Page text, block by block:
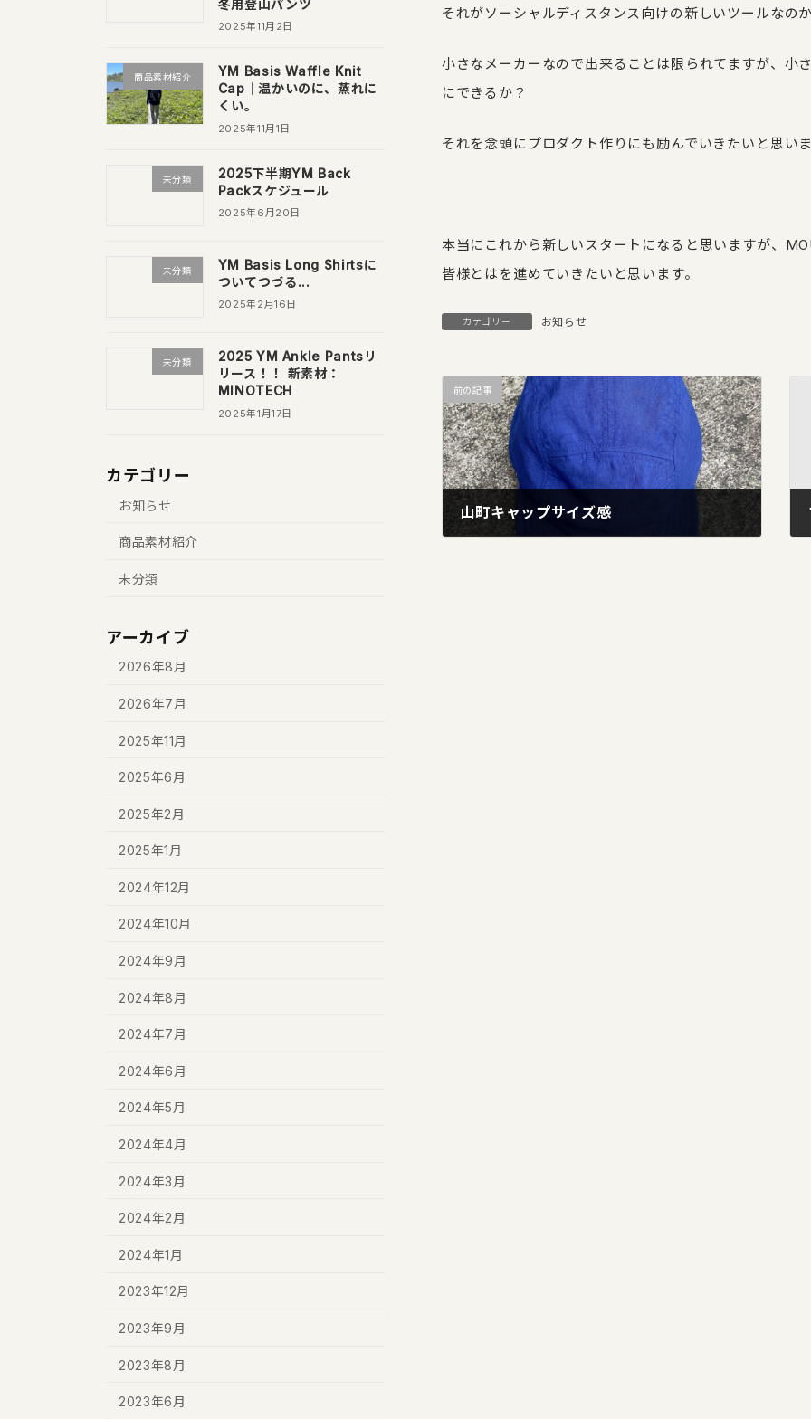
それがソーシャルディスタンス向けの新しいツールなのか
小さなメーカーなので出来ることは限られてますが、小
にできるか？
それを念頭にプロダクト作りにも励んでいきたいと思いま
本当にこれから新しいスタートになると思いますが、
皆様とはを進めていきたいと思います。
カテゴリー お知らせ
前の記事
山町キャップサイズ感
冬用登山パンツ
2025年11月2日
商品素材紹介
YM Basis Waffle Knit
Cap｜温かいのに、蒸れに
くい。
2025年11月1日
未分類
2025下半期YM Back
Packスケジュール
2025年6月20日
未分類
YM Basis Long Shirtsに
ついてつづる...
2025年2月16日
未分類
2025 YM Ankle Pantsリ
リース！！ 新素材：
MINOTECH
2025年1月17日
カテゴリー
お知らせ
商品素材紹介
未分類
アーカイブ
2026年8月
2026年7月
2025年11月
2025年6月
2025年2月
2025年1月
2024年12月
2024年10月
2024年9月
2024年8月
2024年7月
2024年6月
2024年5月
2024年4月
2024年3月
2024年2月
2024年1月
2023年12月
2023年9月
2023年8月
2023年6月